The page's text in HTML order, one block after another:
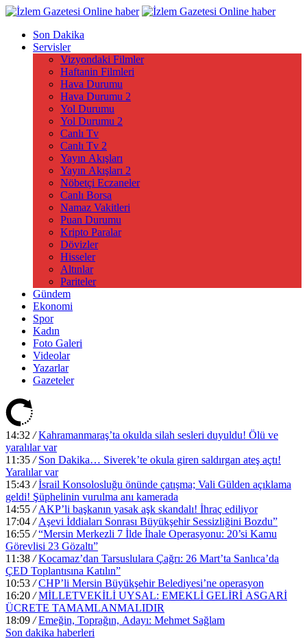
Son Dakika
Servisler
Vizyondaki Filmler
Haftanin Filmleri
Hava Durumu
Hava Durumu 2
Yol Durumu
Yol Durumu 2
Canlı Tv
Canlı Tv 2
Yayın Akışları
Yayın Akışları 2
Nöbetçi Eczaneler
Canlı Borsa
Namaz Vakitleri
Puan Durumu
Kripto Paralar
Dövizler
Hisseler
Altınlar
Pariteler
Gündem
Ekonomi
Spor
Kadın
Foto Galeri
Videolar
Yazarlar
Gazeteler
14:32 / Kahramanmaraş’ta okulda silah sesleri duyuldu! Ölü ve
yaralılar var
11:35 / Son Dakika… Siverek’te okula giren saldırgan ateş açtı!
Yaralılar var
15:43 / İsrail Konsolosluğu önünde çatışma; Vali Gülden açıklama
geldi! Şüphelinin vurulma anı kamerada
14:55 / AKP’li başkanın yasak aşk skandalı! İhraç ediliyor
17:04 / Aşevi İddiaları Sonrası Büyükşehir Sessizliğini Bozdu”
16:55 / “Mersin Merkezli 7 İlde İhale Operasyonu: 20’si Kamu
Görevlisi 23 Gözaltı”
11:38 / Kocamaz’dan Tarsuslulara Çağrı: 26 Mart’ta Sanlıca’da
ÇED Toplantısına Katılın”
10:53 / CHP’li Mersin Büyükşehir Belediyesi’ne operasyon
16:20 / MİLLETVEKİLİ UYSAL: EMEKLİ GELİRİ ASGARİ
ÜCRETE TAMAMLANMALIDIR
18:09 / Emeğin, Toprağın, Adayı: Mehmet Sağlam
Son dakika haberleri